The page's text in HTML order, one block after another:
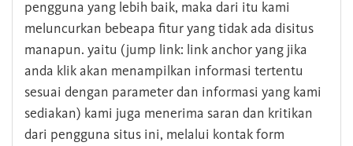
pengguna yang lebih baik, maka dari itu kami
meluncurkan bebeapa fitur yang tidak ada disitus
manapun. yaitu (jump link: link anchor yang jika
anda klik akan menampilkan informasi tertentu
sesuai dengan parameter dan informasi yang kami
sediakan) kami juga menerima saran dan kritikan
dari pengguna situs ini, melalui kontak form